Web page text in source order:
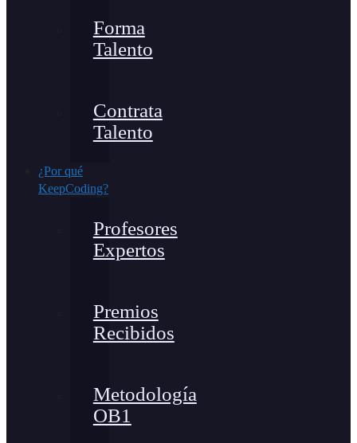
Forma
Talento
Contrata
Talento
¿Por qué
KeepCoding?
Profesores
Expertos
Premios
Recibidos
Metodología
OB1